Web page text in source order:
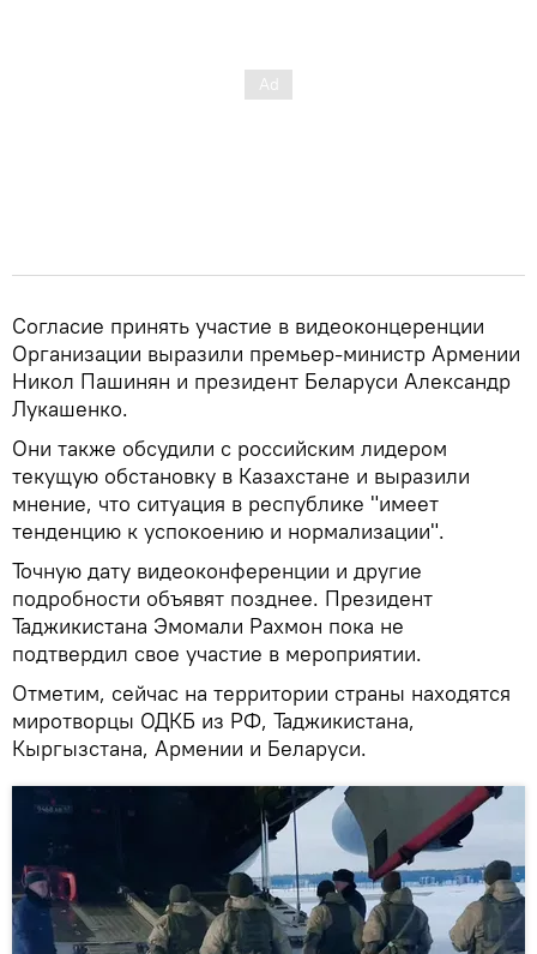
Согласие принять участие в видеоконцеренции
Организации выразили премьер-министр Армении
Никол Пашинян и президент Беларуси Александр
Лукашенко.
Они также обсудили с российским лидером
текущую обстановку в Казахстане и выразили
мнение, что ситуация в республике "имеет
тенденцию к успокоению и нормализации".
Точную дату видеоконференции и другие
подробности объявят позднее. Президент
Таджикистана Эмомали Рахмон пока не
подтвердил свое участие в мероприятии.
Отметим, сейчас на территории страны находятся
миротворцы ОДКБ из РФ, Таджикистана,
Кыргызстана, Армении и Беларуси.